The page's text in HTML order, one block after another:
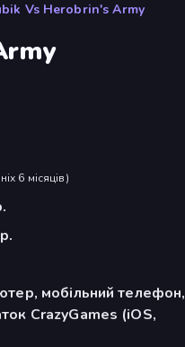
Vs Herobrin's Army
6 місяців)
мобільний телефон,
CrazyGames (iOS,